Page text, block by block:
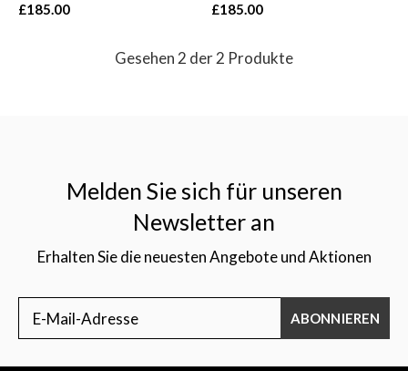
£185.00
£185.00
Gesehen 2 der 2 Produkte
Melden Sie sich für unseren
Newsletter an
Erhalten Sie die neuesten Angebote und Aktionen
ABONNIEREN